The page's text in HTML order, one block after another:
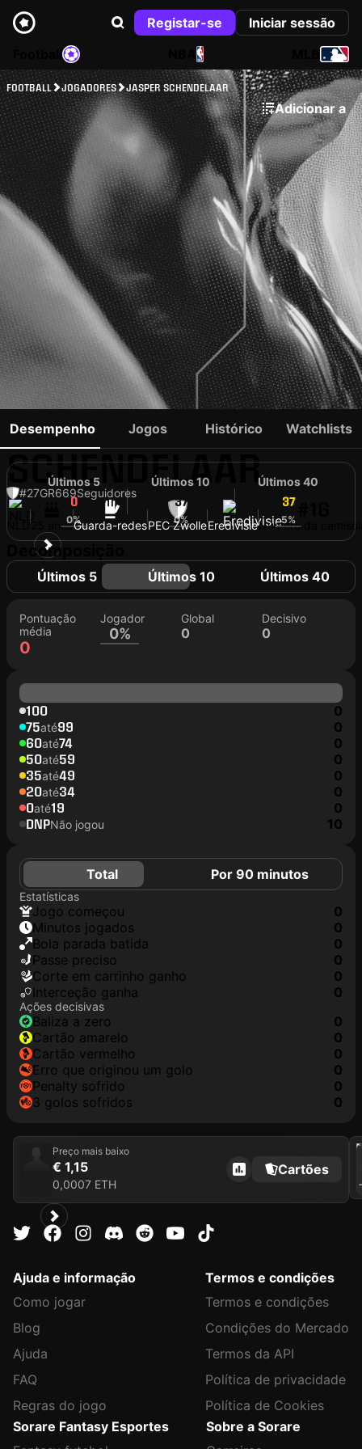
Registar-se
Iniciar sessão
NBA
FOOTBALL JOGADORES JASPER SCHENDELAAR
Adicionar a
JASPER
SCHENDELAAR
#27GR669Seguidores
25 anosGuarda-redesPEC ZwolleEredivisieNúmero da
Desempenho Jogos Histórico Watchlists
Últimos 5
0
0%
Últimos 10
37
0%
Últimos 40
37
5%
Decomposição
Últimos 5 Últimos 10 Últimos 40
Pontuação
média
0
Jogador
0%
Global
0
Decisivo
0
100 0
75até99 0
60até74 0
50até59 0
35até49 0
20até34 0
0até19 0
DNPNão jogou 10
Total Por 90 minutos
Estatísticas
jogo começou
0
minutos jogados
0
Bola parada batida
0
passe preciso
0
corte em carrinho ganho
0
interceção ganha
0
Ações decisivas
baliza a zero
0
cartão amarelo
0
cartão vermelho
0
erro que originou um golo
0
penalty sofrido
0
3 golos sofridos
0
Preço mais baixo
€ 1,15
0,0007 ETH
Cartões
2023
Ajuda e informação
Como jogar
Blog
Ajuda
FAQ
Regras do jogo
Termos e condições
Termos e condições
Condições do Mercado
Termos da API
Política de privacidade
Política de Cookies
Sorare Fantasy Esportes
Sobre a Sorare